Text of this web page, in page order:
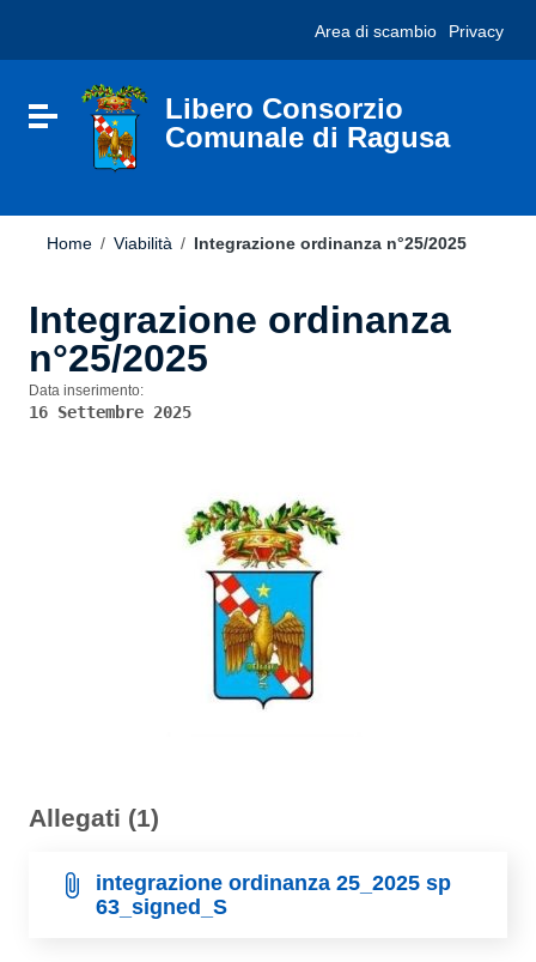
sito
include
Vai al footer
Area di scambio Privacy
Attiva / disattiva la navigazione
Libero Consorzio
Comunale di Ragusa
Home / Viabilità / Integrazione ordinanza n°25/2025
Integrazione ordinanza
n°25/2025
Data inserimento:
16 Settembre 2025
Allegati (1)
integrazione ordinanza 25_2025 sp
63_signed_S